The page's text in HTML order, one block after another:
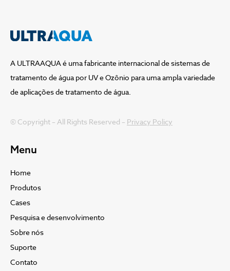
A ULTRAAQUA é uma fabricante internacional de sistemas de
tratamento de água por UV e Ozônio para uma ampla variedade
de aplicações de tratamento de água.
© Copyright – All Rights Reserved – Privacy Policy
Menu
Home
Produtos
Cases
Pesquisa e desenvolvimento
Sobre nós
Suporte
Contato